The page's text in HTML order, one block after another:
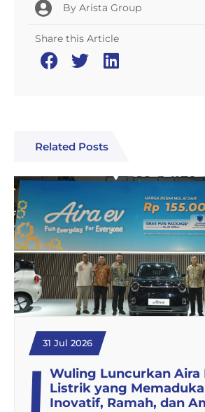
By Arista Group
Share this Article
Related Posts
31 Jul 2026
Wuling Luncurkan Aira
Listrik yang
Inovatif, Ramah, dan